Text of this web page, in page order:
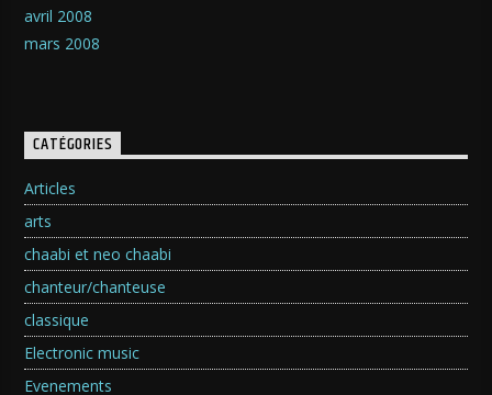
avril 2008
mars 2008
CATÉGORIES
Articles
arts
chaabi et neo chaabi
chanteur/chanteuse
classique
Electronic music
Evenements